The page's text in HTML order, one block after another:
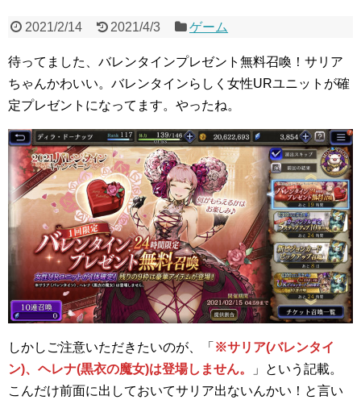
2021/2/14 2021/4/3 ゲーム
待ってました、バレンタインプレゼント無料召喚！サリア
ちゃんかわいい。バレンタインらしく女性URユニットが確
定プレゼントになってます。やったね。
しかしご注意いただきたいのが、「 ※サリア(バレンタイ
ン)、ヘレナ(黒衣の魔女)は登場しません。
」という記載。
こんだけ前面に出しておいてサリア出ないんかい！と言い